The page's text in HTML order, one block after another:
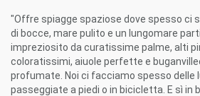
"Offre spiagge spaziose dove spesso ci
di bocce, mare pulito e un lungomare
impreziosito da curatissime palme, alti
coloratissimi, aiuole perfette e
profumate. Noi ci facciamo spesso delle
passeggiate a piedi o in bicicletta. E sì in